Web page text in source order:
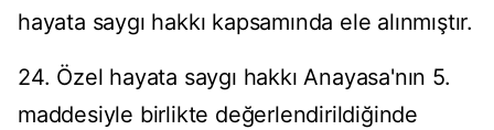
hayata saygı hakkı kapsamında ele alınmıştır.
24. Özel hayata saygı hakkı Anayasa'nın 5.
maddesiyle birlikte değerlendirildiğinde